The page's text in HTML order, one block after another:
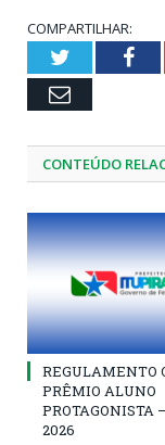
COMPARTILHAR:
Twitter
Email
CONTEÚDO
REGULAMENTO
PRÊMIO ALUNO
PROTAGONISTA
2026